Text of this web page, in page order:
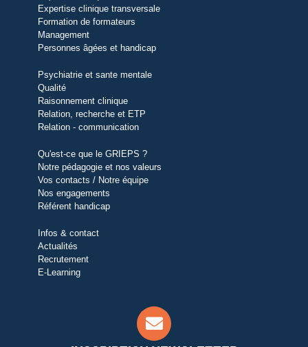
Expertise clinique transversale
Formation de formateurs
Management
Personnes âgées et handicap
Psychiatrie et sante mentale
Qualité
Raisonnement clinique
Relation, recherche et ETP
Relation - communication
Qu'est-ce que le GRIEPS ?
Notre pédagogie et nos valeurs
Vos contacts / Notre équipe
Nos engagements
Référent handicap
Infos & contact
Actualités
Recrutement
E-Learning